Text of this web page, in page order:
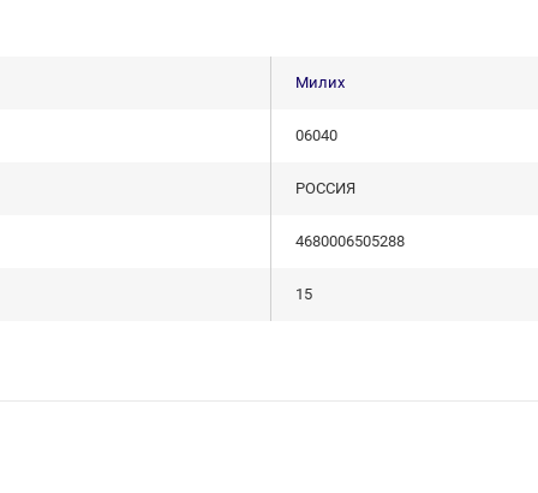
Милих
06040
РОССИЯ
4680006505288
15